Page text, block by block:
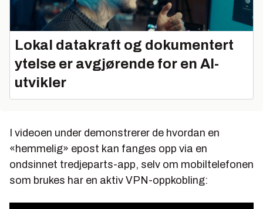
Lokal datakraft og dokumentert
ytelse er avgjørende for en AI-
utvikler
I videoen under demonstrerer de hvordan en
«hemmelig» epost kan fanges opp via en
ondsinnet tredjeparts-app, selv om mobiltelefonen
som brukes har en aktiv VPN-oppkobling: